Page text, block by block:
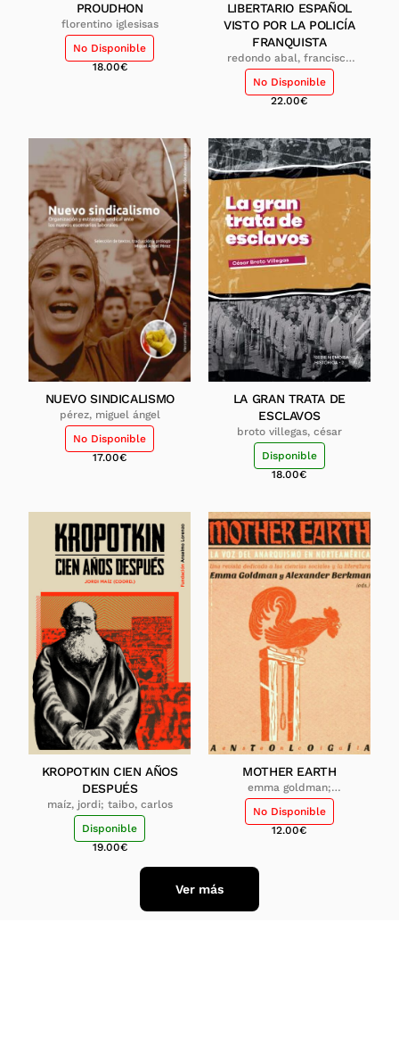
PROUDHON
florentino iglesisas
No Disponible
18.00€
LIBERTARIO ESPAÑOL
VISTO POR LA POLICÍA
FRANQUISTA
redondo abal, francisco
xavier
No Disponible
22.00€
NUEVO SINDICALISMO
pérez, miguel ángel
No Disponible
17.00€
LA GRAN TRATA DE
ESCLAVOS
broto villegas, césar
Disponible
18.00€
KROPOTKIN CIEN AÑOS
DESPUÉS
maíz, jordi; taibo, carlos
Disponible
19.00€
MOTHER EARTH
emma goldman;
alexander berkman
No Disponible
12.00€
Ver más